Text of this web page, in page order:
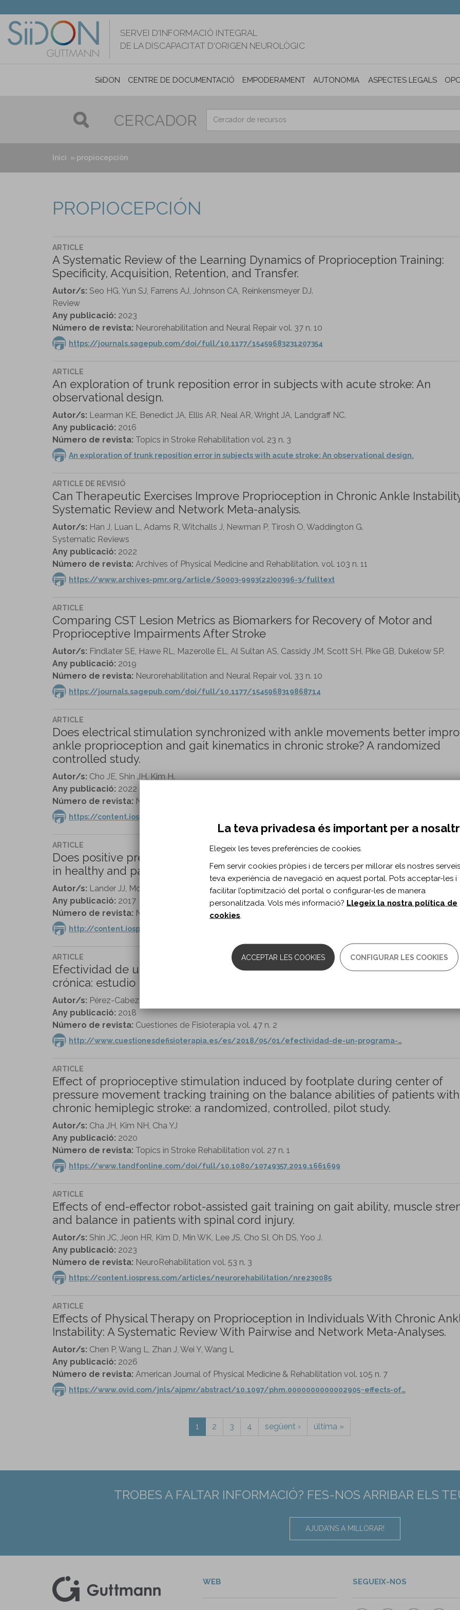
contingut
SERVEI D'INFORMACIÓ INTEGRAL
DE LA DISCAPACITAT D'ORIGEN NEUROLÒGIC
SiiDON CENTRE DE DOCUMENTACIÓ EMPODERAMENT AUTONOMIA PERSONAL I INCLUSIÓ
ASPECTES LEGALS
CERCADOR
Inici propiocepción
PROPIOCEPCIÓN
ARTICLE
A Systematic Review of the Learning Dynamics of Proprioception Training:
Specificity, Acquisition, Retention, and Transfer.
Autor/s: Seo HG, Yun SJ, Farrens AJ, Johnson CA, Reinkensmeyer DJ.
Review
Any publicació: 2023
Número de revista: Neurorehabilitation and Neural Repair vol. 37 n. 10
https://journals.sagepub.com/doi/full/10.1177/15459683231207354
ARTICLE
An exploration of trunk reposition error in subjects with acute stroke: An
observational design.
Autor/s: Learman KE, Benedict JA, Ellis AR, Neal AR, Wright JA, Landgraff NC.
Any publicació: 2016
Número de revista: Topics in Stroke Rehabilitation vol. 23 n. 3
An exploration of trunk reposition error in subjects with acute stroke: An observational design.
ARTICLE DE REVISIÓ
Can Therapeutic Exercises Improve Proprioception in Chronic Ankle
Systematic Review and Network Meta-analysis.
Autor/s: Han J, Luan L, Adams R, Witchalls J, Newman P, Tirosh O, Waddington G.
Systematic Reviews
Any publicació: 2022
Número de revista: Archives of Physical Medicine and Rehabilitation. vol. 103 n. 11
https://www.archives-pmr.org/article/S0003-9993(22)00396-3/fulltext
ARTICLE
Comparing CST Lesion Metrics as Biomarkers for Recovery of Motor and
Proprioceptive Impairments After Stroke
Autor/s: Findlater SE, Hawe RL, Mazerolle EL, Al Sultan AS, Cassidy JM, Scott SH, Pike GB, Dukelow SP.
Any publicació: 2019
Número de revista: Neurorehabilitation and Neural Repair vol. 33 n. 10
https://journals.sagepub.com/doi/full/10.1177/1545968319868714
ARTICLE
Does electrical stimulation synchronized with ankle movements better
ankle proprioception and gait kinematics in chronic stroke? A randomized
controlled study.
Autor/s: Cho JE, Shin JH, Kim H.
Any publicació: 2022
Número de revista: NeuroRehabilitation vol. 51 n. 2
https://content.iospress.com/articles/neurorehabilitation/nre220018
ARTICLE
Does positive pressure body weight-support alter spatiotemporal gait
in healthy and parkinsonian individuals?
Autor/s: Lander JJ, Moran MF.
Any publicació: 2017
Número de revista: NeuroRehabilitation vol. 40. n. 2
http://content.iospress.com/articles/neurorehabilitation/nre1412
ARTICLE
Efectividad de un programa de entrenamiento propioceptivo en cervialgia
crónica: estudio piloto
Autor/s: Pérez-Cabezas V, Ruiz-Molinero C..
Any publicació: 2018
Número de revista: Cuestiones de Fisioterapia vol. 47 n. 2
http://www.cuestionesdefisioterapia.es/es/2018/05/01/efectividad-de-un-programa-…
ARTICLE
Effect of proprioceptive stimulation induced by footplate during center of
pressure movement tracking training on the balance abilities of patients with
chronic hemiplegic stroke: a randomized, controlled, pilot study.
Autor/s: Cha JH, Kim NH, Cha YJ
Any publicació: 2020
Número de revista: Topics in Stroke Rehabilitation vol. 27 n. 1
https://www.tandfonline.com/doi/full/10.1080/10749357.2019.1661699
ARTICLE
Effects of end-effector robot-assisted gait training on gait ability, muscle
and balance in patients with spinal cord injury.
Autor/s: Shin JC, Jeon HR, Kim D, Min WK, Lee JS, Cho SI, Oh DS, Yoo J.
Any publicació: 2023
Número de revista: NeuroRehabilitation vol. 53 n. 3
https://content.iospress.com/articles/neurorehabilitation/nre230085
ARTICLE
Effects of Physical Therapy on Proprioception in Individuals With Chronic
Instability: A Systematic Review With Pairwise and Network Meta-Analyses.
Autor/s: Chen P, Wang L, Zhan J, Wei Y, Wang L
Any publicació: 2026
Número de revista: American Journal of Physical Medicine & Rehabilitation vol. 105 n. 7
https://www.ovid.com/jnls/ajpmr/abstract/10.1097/phm.0000000000002905~effects-of…
1 2 3 4 següent › última »
TROBES A FALTAR INFORMACIÓ? FES-NOS ARRIBAR ELS
AJUDA'NS A MILLORAR!
WEB SEGUEIX-NOS
La teva privadesa és important per a
Elegeix les teves preferències de cookies.
Fem servir cookies pròpies i de tercers per millorar els nostres
teva experiència de navegació en aquest portal. Pots acceptar-les i
facilitar l’optimització del portal o configurar-les de manera
personalitzada. Vols més informació? Llegeix la nostra política de
cookies
ACCEPTAR LES COOKIES CONFIGURAR LES COOKIES